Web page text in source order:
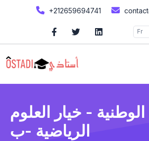
+212659694741
Fr
الوطنية - خيار العلوم
الرياضية -ب